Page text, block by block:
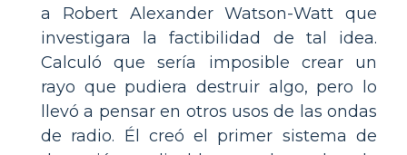
a Robert Alexander Watson-Watt que
investigara la factibilidad de tal idea.
Calculó que sería imposible crear un
rayo que pudiera destruir algo, pero lo
llevó a pensar en otros usos de las ondas
de radio. Él creó el primer sistema de